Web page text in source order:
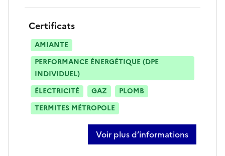
Certificats
AMIANTE
PERFORMANCE ÉNERGÉTIQUE (DPE
INDIVIDUEL)
ÉLECTRICITÉ
GAZ
PLOMB
TERMITES MÉTROPOLE
Voir plus d’informations
sur marion monneuse